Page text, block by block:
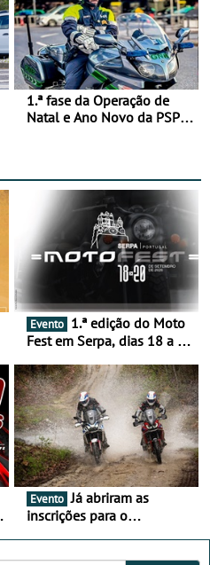
1.ª fase da Operação de
Natal e Ano Novo da PSP e
Evento
Fest em Serpa, dias 18 a 20
duas rodas invade o Baixo
Alentejo
Evento Já abriram as
inscrições para o